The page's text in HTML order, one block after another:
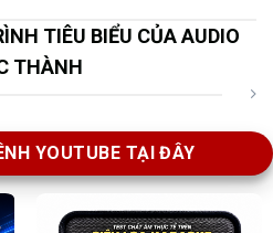
TIÊU BIỂU CỦA AUDIO
THÀNH
YOUTUBE TẠI ĐÂY